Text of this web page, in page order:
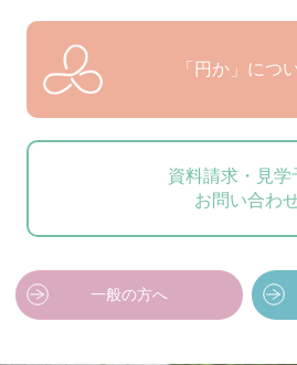
「円か」につ
資料請求・見学
お問い合わ
一般の方へ